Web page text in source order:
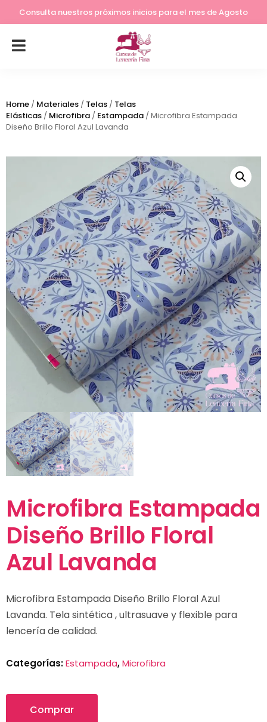
Consulta nuestros próximos inicios para el mes de Agosto
Lleva tu costura a otro nivel
Home / Materiales / Telas / Telas
Elásticas / Microfibra / Estampada / Microfibra Estampada
Diseño Brillo Floral Azul Lavanda
Microfibra Estampada
Diseño Brillo Floral
Azul Lavanda
Microfibra Estampada Diseño Brillo Floral Azul
Lavanda. Tela sintética , ultrasuave y flexible para
lencería de calidad.
Categorías:Estampada,Microfibra
Comprar